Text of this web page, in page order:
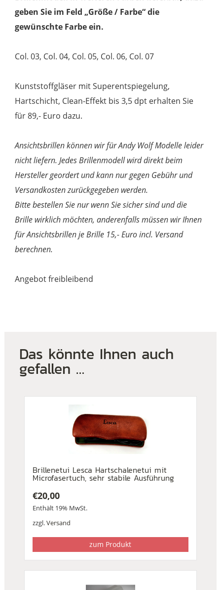
geben Sie im Feld „Größe / Farbe“ die
gewünschte Farbe ein.
Col. 03, Col. 04, Col. 05, Col. 06, Col. 07
Kunststoffgläser mit Superentspiegelung,
Hartschicht, Clean-Effekt bis 3,5 dpt erhalten Sie
für 89,- Euro dazu.
Ansichtsbrillen können wir für Andy Wolf Modelle leider
nicht liefern. Jedes Brillenmodell wird direkt beim
Hersteller geordert und kann nur gegen Gebühr und
Versandkosten zurückgegeben werden.
Bitte bestellen Sie nur wenn Sie sicher sind und die
Brille wirklich möchten, anderenfalls müssen wir Ihnen
für Ansichtsbrillen je Brille 15,- Euro incl. Versand
berechnen.
Angebot freibleibend
Das könnte Ihnen auch
gefallen …
Brillenetui Lesca Hartschalenetui mit
Microfasertuch, sehr stabile Ausführung
€20,00
Enthält 19% MwSt.
zzgl.Versand
zum Produkt